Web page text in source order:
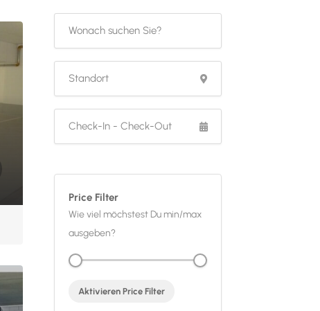
Price Filter
Wie viel möchstest Du min/max
ausgeben?
Aktivieren Price Filter